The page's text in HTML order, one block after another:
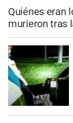
Quiénes eran
murieron tras